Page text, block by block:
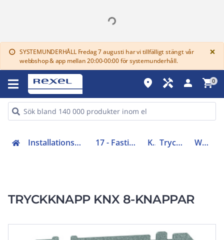
info SYSTEMUNDERHÅLL Fredag 7 augusti har vi tillfälligt stängt vår
webbshop & app mellan 20:00-00:00 för systemunderhåll.
×
place handyman person shopping_cart0
Installationsmateriel (11-15, 17, 18) 17 - Fastighetsautomation KNX Tryckknapp KNX WDE002935
TRYCKKNAPP KNX 8-KNAPPAR